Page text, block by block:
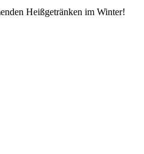
Heißgetränken im Winter!